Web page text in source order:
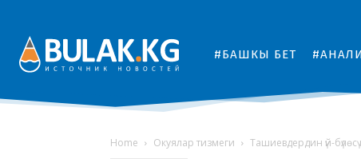
#БАШКЫ БЕТ
Home Окуялар тизмеги Ташиевдердин үй-